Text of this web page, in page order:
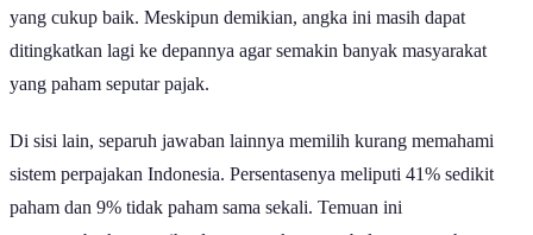
ditingkatkan lagi ke depannya agar semakin banyak masyarakat
yang paham seputar pajak.
sistem perpajakan Indonesia. Persentasenya meliputi 41% sedikit
paham dan 9% tidak paham sama sekali. Temuan ini
menggambarkan masih ada masyarakat yang belum sepenuhnya